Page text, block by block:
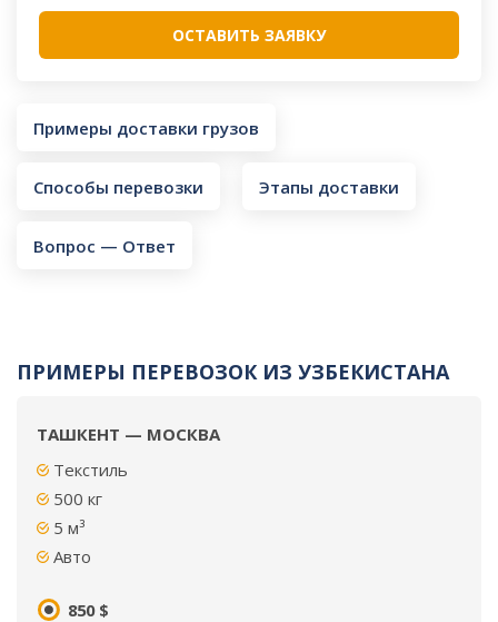
Примеры доставки грузов
Способы перевозки Этапы доставки
Вопрос — Ответ
ПРИМЕРЫ ПЕРЕВОЗОК ИЗ УЗБЕКИСТАНА
ТАШКЕНТ — МОСКВА
Текстиль
500 кг
5 м³
Авто
850 $